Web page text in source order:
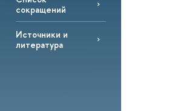
сокращений
Источники и
литература